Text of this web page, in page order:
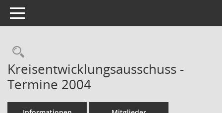
Toggle navigation
Rechercheauswahl
Kreisentwicklungsausschuss -
Termine 2004